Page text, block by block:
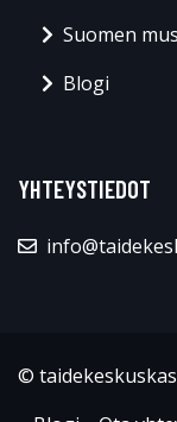
Suomen
Blogi
YHTEYSTIEDOT
©